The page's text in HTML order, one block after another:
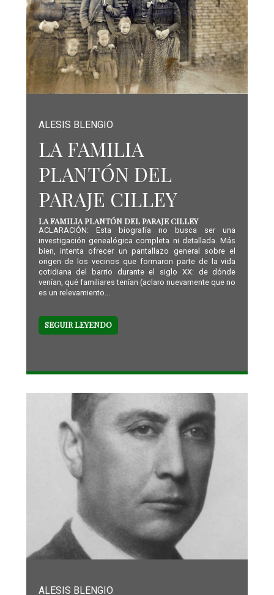
ALESIS BLENGIO
LA FAMILIA
PLANTÓN DEL
PARAJE CILLEY
LA FAMILIA PLANTÓN DEL PARAJE CILLEY
ACLARACIÓN: Esta biografía no busca ser una
investigación genealógica completa ni detallada. Más
bien, intenta ofrecer un pantallazo general sobre el
origen de los vecinos que formaron parte de la vida
cotidiana del barrio durante el siglo XX: de dónde
venían, qué familiares tenían (aclaro nuevamente que no
es un relevamiento...
SEGUIR LEYENDO
ALESIS BLENGIO